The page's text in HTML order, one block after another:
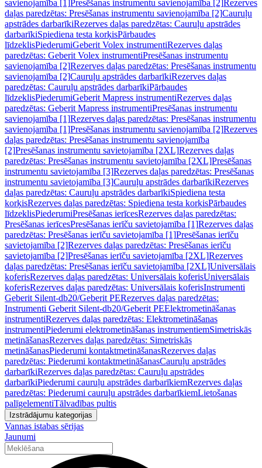
savienojamība [1]Presēšanas instrumentu savienojamība [2]Rezerves
daļas paredzētas: Presēšanas instrumentu savienojamība [2]Cauruļu
apstrādes darbarīkiRezerves daļas paredzētas: Cauruļu apstrādes
darbarīkiSpiediena testa korķisPārbaudes
līdzeklisPiederumiGeberit Volex instrumentiRezerves daļas
paredzētas: Geberit Volex instrumentiPresēšanas instrumentu
savienojamība [2]Rezerves daļas paredzētas: Presēšanas instrumentu
savienojamība [2]Cauruļu apstrādes darbarīkiRezerves daļas
paredzētas: Cauruļu apstrādes darbarīkiPārbaudes
līdzeklisPiederumiGeberit Mapress instrumentiRezerves daļas
paredzētas: Geberit Mapress instrumentiPresēšanas instrumentu
savienojamība [1]Rezerves daļas paredzētas: Presēšanas instrumentu
savienojamība [1]Presēšanas instrumentu savienojamība [2]Rezerves
daļas paredzētas: Presēšanas instrumentu savienojamība
[2]Presēšanas instrumentu savietojamība [2XL]Rezerves daļas
paredzētas: Presēšanas instrumentu savietojamība [2XL]Presēšanas
instrumentu savietojamība [3]Rezerves daļas paredzētas: Presēšanas
instrumentu savietojamība [3]Cauruļu apstrādes darbarīkiRezerves
daļas paredzētas: Cauruļu apstrādes darbarīkiSpiediena testa
korķisRezerves daļas paredzētas: Spiediena testa korķisPārbaudes
līdzeklisPiederumiPresēšanas ierīcesRezerves daļas paredzētas:
Presēšanas ierīcesPresēšanas ierīču savietojamība [1]Rezerves daļas
paredzētas: Presēšanas ierīču savietojamība [1]Presēšanas ierīču
savietojamība [2]Rezerves daļas paredzētas: Presēšanas ierīču
savietojamība [2]Presēšanas ierīču savietojamība [2XL]Rezerves
daļas paredzētas: Presēšanas ierīču savietojamība [2XL]Universālais
koferisRezerves daļas paredzētas: Universālais koferisUniversālais
koferisRezerves daļas paredzētas: Universālais koferisInstrumenti
Geberit Silent-db20/Geberit PERezerves daļas paredzētas:
Instrumenti Geberit Silent-db20/Geberit PEElektrometināšanas
instrumentiRezerves daļas paredzētas: Elektrometināšanas
instrumentiPiederumi elektrometināšanas instrumentiemSimetriskās
metināšanasRezerves daļas paredzētas: Simetriskās
metināšanasPiederumi kontaktmetināšanasRezerves daļas
paredzētas: Piederumi kontaktmetināšanasCauruļu apstrādes
darbarīkiRezerves daļas paredzētas: Cauruļu apstrādes
darbarīkiPiederumi cauruļu apstrādes darbarīkiemRezerves daļas
paredzētas: Piederumi cauruļu apstrādes darbarīkiemLietošanas
palīgelementiTālvadības pultis
Izstrādājumu kategorijas
Vannas istabas sērijas
Jaunumi